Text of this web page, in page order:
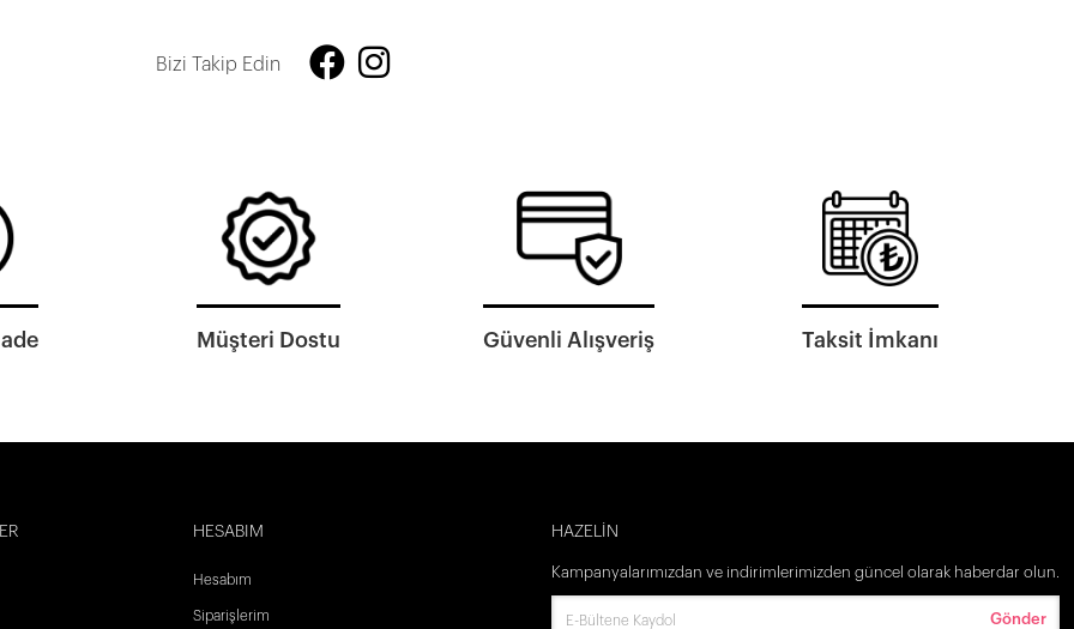
Bizi Takip Edin
Müşteri Dostu Güvenli Alışveriş Taksit İmkanı
HESABIM
Hesabım
Siparişlerim
HAZELİN
Kampanyalarımızdan ve indirimlerimizden güncel olarak haberdar olun.
Gönder